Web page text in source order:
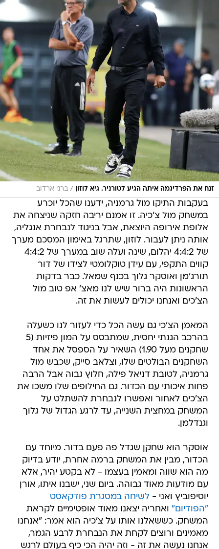
זנח את הפרדיגמה איתה הגיע לטורניר. גיא לוזון / ברני ארדוב
בעקבות התיקו מול גרמניה, ידענו שהכל יוכרע
במשחק מול צ'כיה. זו אמנם יריבה חזקה שניצחה את
אלופת אירופה היוצאת, אבל בניגוד לנבחרת אנגליה,
אותה ניתן לעבור. לוזון, שתרגל באימון המסכם מערך
של 4:4:2 יהלום, שינה ועלה שוב במערך של 4:4:2
קווים התקפי, עם עידן טוקלומטי לצידו של דור
תורג'מן ואוסקר גלוך בכנף שמאל. כבר בדקות
הראשונות היה ברור שיש לנו מאצ' אפ טוב מול
הצ'כים ואנחנו יכולים לעשות את זה.
המאמן הצ'כי גם עשה הכל כדי לעזור לנו כשעלה
בהרכב הגנתי יחסית, שמתבסס על המון פיזיות (5
שחקנים מעל 1.90) השאיר על הספסל את אחד
השחקנים הבולטים שלו, וצלאב סייק, שכבש מול
גרמניה, לטובת דניאל פילה, חלוץ גבוה אבל הרבה
פחות איכותי עם הכדור. גם החילופים שלו משכו את
הצ'כים לאחור ואפשרו לנבחרת להשתלט על
המשחק במחצית השנייה, עד לרגע הגדול של גלוך
וגנדלמן.
אוסקר הוא שחקן שגדל פה פעם בדור. מיוחד עם
הכדור, מבין את המשחק ברמה אחרת, יודע בדיוק
מה הוא שווה ומאמין בעצמו - לא בקטע יהיר, אלא
עם מודעות מאוד גבוהה. ביום שני, ישבנו איתו, אורן
יוסיפוביץ ואני -לשיחה במסגרת פודקאסט
"הפודיום" ואחריה יצאנו מאוד אופטימיים לקראת
המשחק. כששאלנו אותו על צ'כיה הוא אמר: "אנחנו
מאמינים ורוצים לקחת את הנבחרת לרבע הגמר,
אנחנו נעשה את זה - וזה יהיה הכי כיף בעולם לרגש